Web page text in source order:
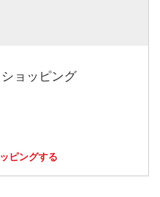
ョッピング
ピングする